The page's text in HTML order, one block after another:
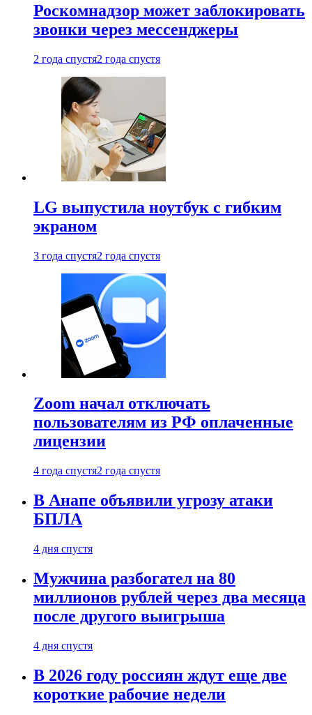
Роскомнадзор может заблокировать
звонки через мессенджеры
2 года спустя2 года спустя
LG выпустила ноутбук с гибким
экраном
3 года спустя2 года спустя
Zoom начал отключать
пользователям из РФ оплаченные
лицензии
4 года спустя2 года спустя
В Анапе объявили угрозу атаки
БПЛА
4 дня спустя
Мужчина разбогател на 80
миллионов рублей через два месяца
после другого выигрыша
4 дня спустя
В 2026 году россиян ждут еще две
короткие рабочие недели